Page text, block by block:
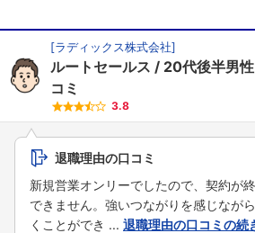
[ラディックス株式会社]
ルートセールス 20代後半男性
コミ
3.8
退職理由の口コミ
新規営業オンリーでしたので、契約が
できません。強いつながりを感じなが
くことができ ... 退職理由の口コミの続